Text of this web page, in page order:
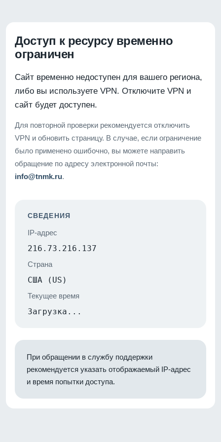
Доступ к ресурсу временно
ограничен
Сайт временно недоступен для вашего региона,
либо вы используете VPN. Отключите VPN и
сайт будет доступен.
Для повторной проверки рекомендуется отключить
VPN и обновить страницу. В случае, если ограничение
было применено ошибочно, вы можете направить
обращение по адресу электронной почты:
info@tnmk.ru.
СВЕДЕНИЯ
IP-адрес
216.73.216.137
Страна
США (US)
Текущее время
Загрузка...
При обращении в службу поддержки
рекомендуется указать отображаемый IP-адрес
и время попытки доступа.